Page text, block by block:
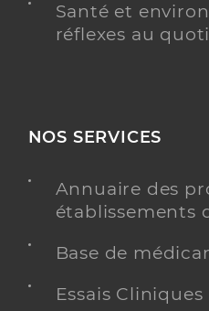
Santé et
réflexes au
NOS SERVICES
Annuaire des
établissements
Base de
Essais Cliniques